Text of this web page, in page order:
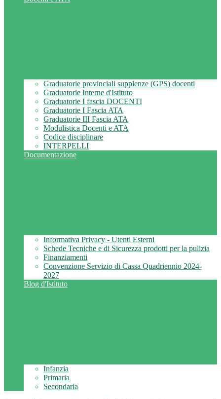
Graduatorie provinciali supplenze (GPS) docenti
Graduatorie Interne d'Istituto
Graduatorie I fascia DOCENTI
Graduatorie I Fascia ATA
Graduatorie III Fascia ATA
Modulistica Docenti e ATA
Codice disciplinare
INTERPELLI
Documentazione
Informativa Privacy - Utenti Esterni
Schede Tecniche e di Sicurezza prodotti per la pulizia
Finanziamenti
Convenzione Servizio di Cassa Quadriennio 2024-
2027
Blog d'Istituto
Infanzia
Primaria
Secondaria